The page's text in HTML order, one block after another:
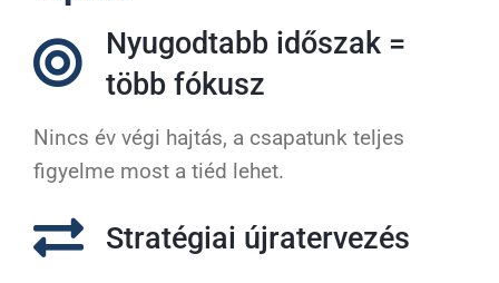
Nyugodtabb időszak =
több fókusz
Nincs év végi hajtás, a csapatunk teljes
figyelme most a tiéd lehet.
Stratégiai újratervezés